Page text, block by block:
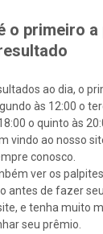
o primeiro
ao dia, o
às 12:00 o
o quinto às
vindo ao nosso
conosco.
ver os
antes de fazer
e tenha muito
seu prêmio.